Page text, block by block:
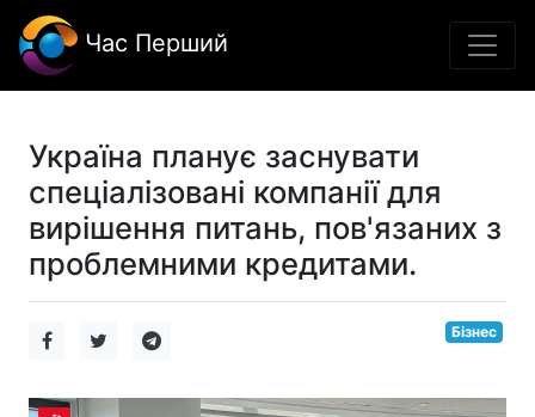
Час Перший
Україна планує заснувати
спеціалізовані компанії для
вирішення питань, пов'язаних з
проблемними кредитами.
Бізнес